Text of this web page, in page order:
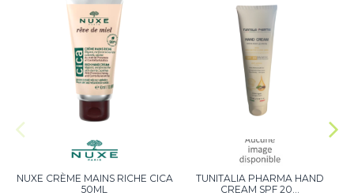
NUXE CRÈME MAINS RICHE CICA
50ML
TUNITALIA PHARMA HAND
CREAM SPF 20...